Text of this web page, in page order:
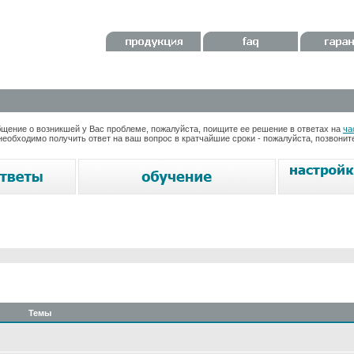
о возникшей у Вас проблеме, пожалуйста, поищите ее решение в ответах на
получить ответ на ваш вопрос в кратчайшие сроки - пожалуйста,
Темы